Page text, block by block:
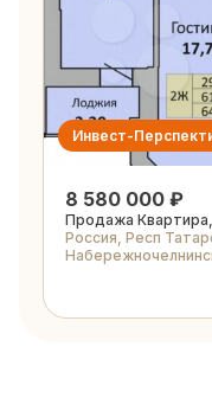
Инвест-
8 580 000 ₽
Продажа
Россия, Респ